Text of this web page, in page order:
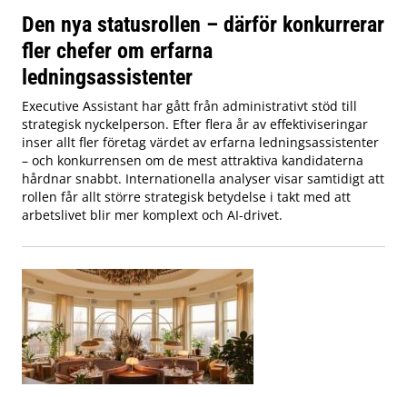
Den nya statusrollen – därför konkurrerar
fler chefer om erfarna
ledningsassistenter
Executive Assistant har gått från administrativt stöd till
strategisk nyckelperson. Efter flera år av effektiviseringar
inser allt fler företag värdet av erfarna ledningsassistenter
– och konkurrensen om de mest attraktiva kandidaterna
hårdnar snabbt. Internationella analyser visar samtidigt att
rollen får allt större strategisk betydelse i takt med att
arbetslivet blir mer komplext och AI-drivet.